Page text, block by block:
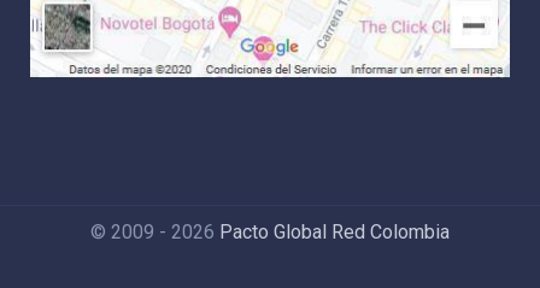
© 2009 - 2026 Pacto Global Red Colombia